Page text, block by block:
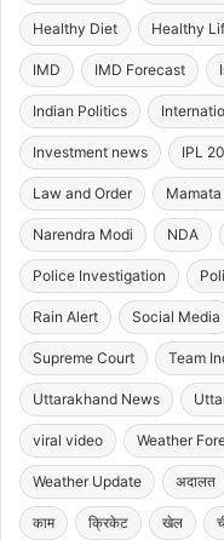
Healthy Diet Healthy
IMD IMD Forecast
Indian Politics
Investment news IPL
Law and Order
Narendra Modi NDA
Police Investigation
Rain Alert Social Media
Supreme Court Team
Uttarakhand News
viral video Weather
Weather Update अदालत
काम क्रिकेट खेल